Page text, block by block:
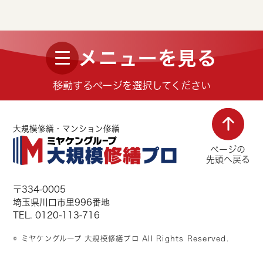
メニューを見る
移動するページを選択してください
ページの
先頭へ戻る
大規模修繕・マンション修繕
〒334-0005
埼玉県川口市里996番地
TEL. 0120-113-716
© ミヤケングループ 大規模修繕プロ All Rights Reserved.